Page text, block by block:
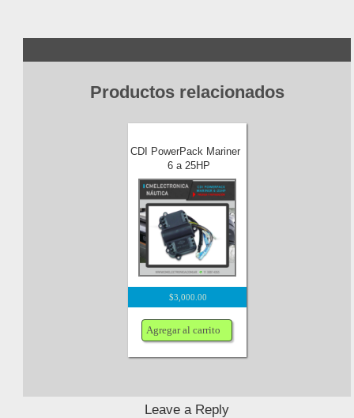
Productos relacionados
CDI PowerPack Mariner
6 a 25HP
$3,000.00
Agregar al carrito
Leave a Reply